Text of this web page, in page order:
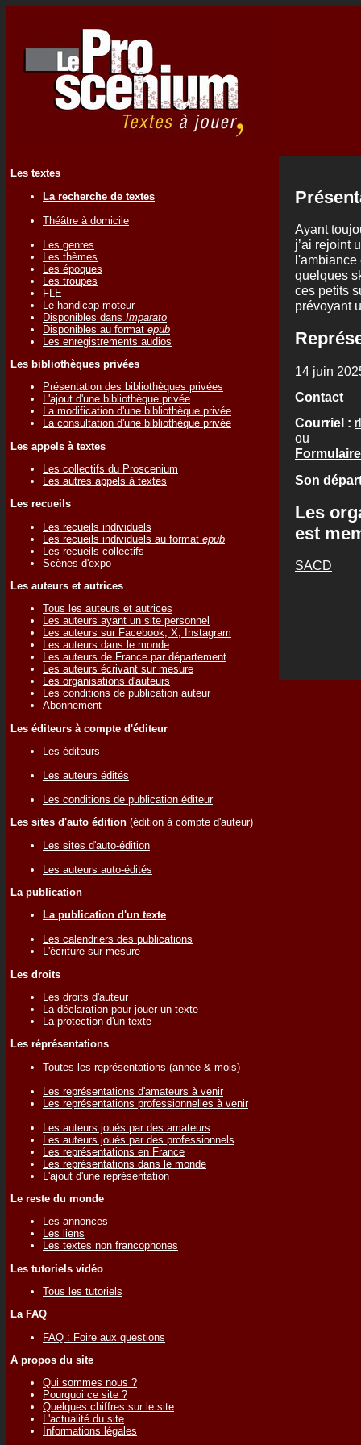
Les textes
La recherche de textes
Théâtre à domicile
Les genres
Les thèmes
Les époques
Les troupes
FLE
Le handicap moteur
Disponibles dans Imparato
Disponibles au format epub
Les enregistrements audios
Les bibliothèques privées
Présentation des bibliothèques privées
L'ajout d'une bibliothèque privée
La modification d'une bibliothèque privée
La consultation d'une bibliothèque privée
Les appels à textes
Les collectifs du Proscenium
Les autres appels à textes
Les recueils
Les recueils individuels
Les recueils individuels au format epub
Les recueils collectifs
Scènes d'expo
Les auteurs et autrices
Tous les auteurs et autrices
Les auteurs ayant un site personnel
Les auteurs sur Facebook, X, Instagram
Les auteurs dans le monde
Les auteurs de France par département
Les auteurs écrivant sur mesure
Les organisations d'auteurs
Les conditions de publication auteur
Abonnement
Les éditeurs à compte d'éditeur
Les éditeurs
Les auteurs édités
Les conditions de publication éditeur
Les sites d'auto édition (édition à compte d'auteur)
Les sites d'auto-édition
Les auteurs auto-édités
La publication
La publication d'un texte
Les calendriers des publications
L'écriture sur mesure
Les droits
Les droits d'auteur
La déclaration pour jouer un texte
La protection d'un texte
Les réprésentations
Toutes les représentations (année & mois)
Les représentations d'amateurs à venir
Les représentations professionnelles à venir
Les auteurs joués par des amateurs
Les auteurs joués par des professionnels
Les représentations en France
Les représentations dans le monde
L'ajout d'une représentation
Le reste du monde
Les annonces
Les liens
Les textes non francophones
Les tutoriels vidéo
Tous les tutoriels
La FAQ
FAQ : Foire aux questions
A propos du site
Qui sommes nous ?
Pourquoi ce site ?
Quelques chiffres sur le site
L'actualité du site
Informations légales
Ayant
j’ai rejoint
quelques
ces petits
prévoyant
14 juin
Contact
Courriel :
ou
Son
Les
est
SACD